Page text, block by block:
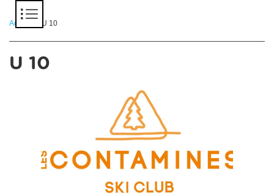
Accueil > U 10
U 10